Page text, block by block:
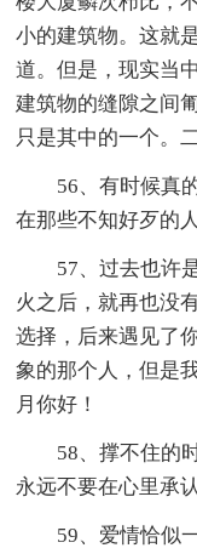
小的建筑物。这就
道。但是，现实当
建筑物的缝隙之间
只是其中的一个。
56、有时候真
在那些不知好歹的
57、过去也许
火之后，就再也没
选择，后来遇见了
象的那个人，但是
月你好！
58、撑不住的
永远不要在心里承
59、爱情恰似